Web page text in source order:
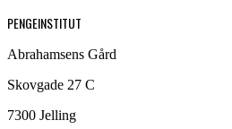
PENGEINSTITUT
Abrahamsens Gård
Skovgade 27 C
7300 Jelling